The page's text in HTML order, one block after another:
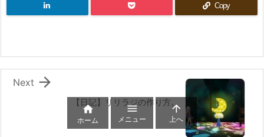
Copy
【日記】リリラジの作り方。

Next

ホーム

メニュー

上へ